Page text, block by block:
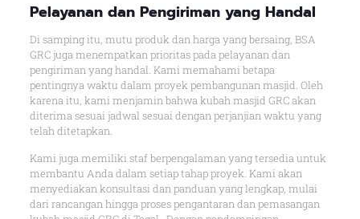
Pelayanan dan Pengiriman yang Handal
Di samping itu, mutu produk dan harga yang bersaing, BSA
GRC juga menempatkan prioritas pada pelayanan dan
pengiriman yang handal. Kami memahami betapa
pentingnya waktu dalam proyek pembangunan masjid. Oleh
karena itu, kami menjamin bahwa kubah masjid GRC akan
diterima sesuai jadwal sesuai dengan perjanjian waktu yang
telah ditetapkan.
Kami juga memiliki staf berpengalaman yang tersedia untuk
membantu Anda dalam setiap tahap proyek. Kami akan
menyediakan konsultasi dan panduan yang lengkap, mulai
dari rancangan hingga proses pengantaran dan pemasangan